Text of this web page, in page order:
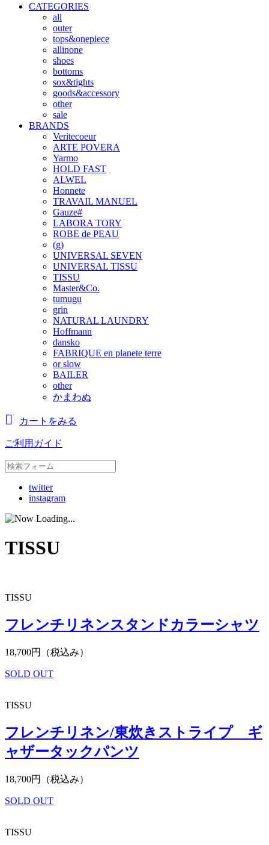
CATEGORIES
all
outer
tops&onepiece
allinone
shoes
bottoms
sox&tights
goods&accessory
other
sale
BRANDS
Veritecoeur
ARTE POVERA
Yarmo
HOLD FAST
ALWEL
Honnete
TRAVAIL MANUEL
Gauze#
LABORA TORY
ROBE de PEAU
(g)
UNIVERSAL SEVEN
UNIVERSAL TISSU
TISSU
Master&Co.
tumugu
grin
NATURAL LAUNDRY
Hoffmann
dansko
FABRIQUE en planete terre
or slow
BAILER
other
かまわぬ
カートをみる
ご利用ガイド
twitter
instagram
TISSU
TISSU
フレンチリネンスタンドカラーシャツ
18,700円（税込み）
SOLD OUT
TISSU
フレンチリネン/東炊きストライプ ギ
ャザータックパンツ
18,700円（税込み）
SOLD OUT
TISSU